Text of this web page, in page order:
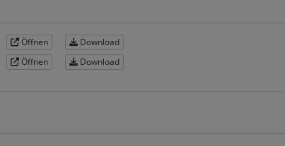
Öffnen Download
Öffnen Download